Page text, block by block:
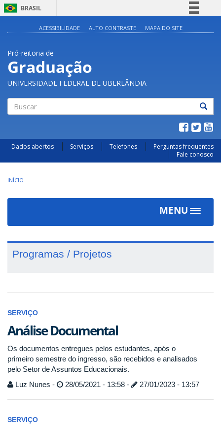
BRASIL
Legislação
Canais
ACESSIBILIDADE ALTO CONTRASTE MAPA DO SITE
Pró-reitoria de
Graduação
UNIVERSIDADE FEDERAL DE UBERLÂNDIA
Dados abertos Serviços Telefones
Perguntas frequentes
Fale conosco
INÍCIO
MENU
Toggle
Programas / Projetos
SERVIÇO
Análise Documental
Os documentos entregues pelos estudantes, após o
primeiro semestre do ingresso, são recebidos e analisados
pelo Setor de Assuntos Educacionais.
Luz Nunes -
28/05/2021 - 13:58 - 27/01/2023 - 13:57
SERVIÇO